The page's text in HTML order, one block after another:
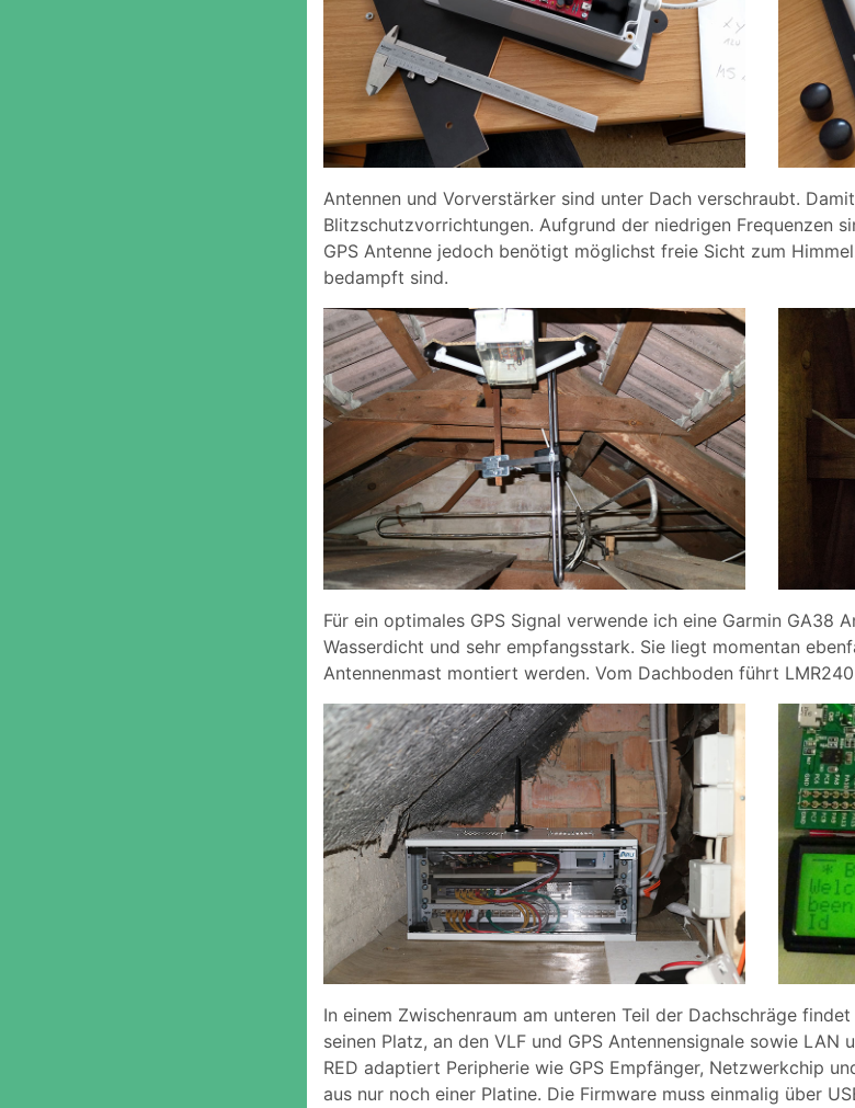
Antennen und Vorverstärker sind unter Dach verschraubt.
Blitzschutzvorrichtungen. Aufgrund der niedrigen Frequenzen
GPS Antenne jedoch benötigt möglichst freie Sicht zum
bedampft sind.
Für ein optimales GPS Signal verwende ich eine Garmin GA38
Wasserdicht und sehr empfangsstark. Sie liegt momentan
Antennenmast montiert werden. Vom Dachboden führt
In einem Zwischenraum am unteren Teil der Dachschräge
seinen Platz, an den VLF und GPS Antennensignale sowie
RED adaptiert Peripherie wie GPS Empfänger, Netzwerkchip
aus nur noch einer Platine. Die Firmware muss einmalig über